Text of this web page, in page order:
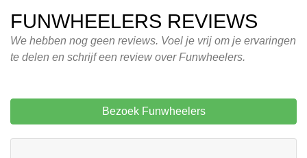
FUNWHEELERS REVIEWS
We hebben nog geen reviews. Voel je vrij om je ervaringen
te delen en schrijf een review over Funwheelers.
Bezoek Funwheelers